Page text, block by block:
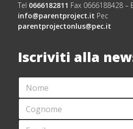
Tel 0666182811 Fax 0666188428 –
info@parentproject.it Pec
parentprojectonlus@pec.it
Iscriviti alla
N
M
*
C
G
*E